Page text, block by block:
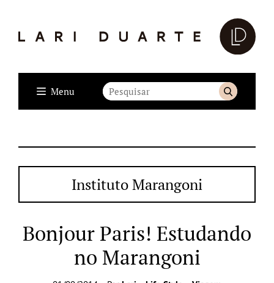
Menu
Instituto Marangoni
Bonjour Paris! Estudando
no Marangoni